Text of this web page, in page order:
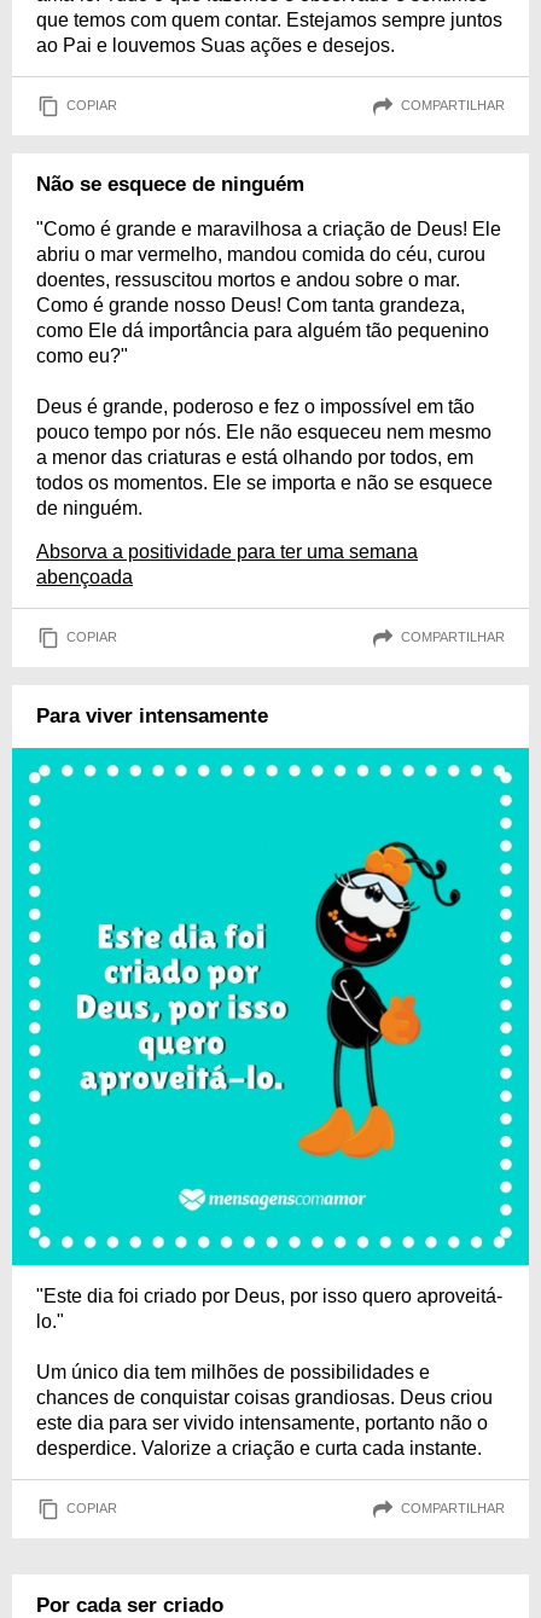
que temos com quem contar. Estejamos sempre juntos
ao Pai e louvemos Suas ações e desejos.
COPIAR COMPARTILHAR
Não se esquece de ninguém
"Como é grande e maravilhosa a criação de Deus! Ele
abriu o mar vermelho, mandou comida do céu, curou
doentes, ressuscitou mortos e andou sobre o mar.
Como é grande nosso Deus! Com tanta grandeza,
como Ele dá importância para alguém tão pequenino
como eu?"
Deus é grande, poderoso e fez o impossível em tão
pouco tempo por nós. Ele não esqueceu nem mesmo
a menor das criaturas e está olhando por todos, em
todos os momentos. Ele se importa e não se esquece
de ninguém.
Absorva a positividade para ter uma semana
abençoada
COPIAR COMPARTILHAR
Para viver intensamente
"Este dia foi criado por Deus, por isso quero aproveitá-
lo."
Um único dia tem milhões de possibilidades e
chances de conquistar coisas grandiosas. Deus criou
este dia para ser vivido intensamente, portanto não o
desperdice. Valorize a criação e curta cada instante.
COPIAR COMPARTILHAR
Por cada ser criado